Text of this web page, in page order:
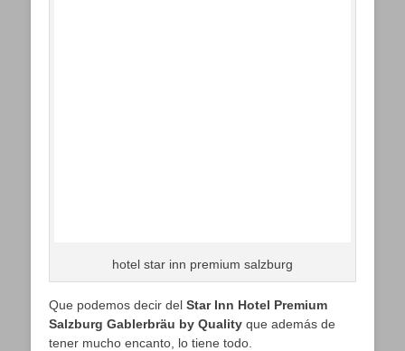
hotel star inn premium salzburg
Que podemos decir del Star Inn Hotel Premium
Salzburg Gablerbräu by Quality que además de
tener mucho encanto, lo tiene todo.